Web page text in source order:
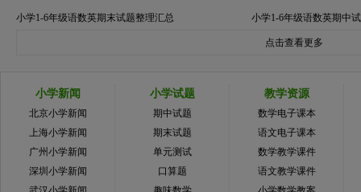
小学1-6年级语数英期末试题整理汇总 小学1-6年级语数英期中
点击查看更多
小学新闻
北京小学新闻
上海小学新闻
广州小学新闻
深圳小学新闻
小学试题
期中试题
期末试题
单元测试
口算题
教学资源
数学电子课本
语文电子课本
数学教学课件
语文教学课件